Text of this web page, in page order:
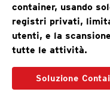
container, usando
registri privati,
utenti, e la
tutte le attività.
Soluzione